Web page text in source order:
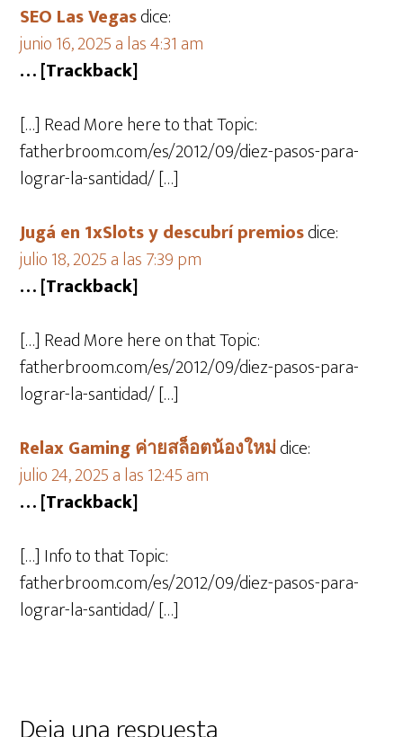
SEO Las Vegasdice:
junio 16, 2025 a las 4:31 am
… [Trackback]
[…] Read More here to that Topic:
fatherbroom.com/es/2012/09/diez-pasos-para-
lograr-la-santidad/ […]
Jugá en 1xSlots y descubrí premiosdice:
julio 18, 2025 a las 7:39 pm
… [Trackback]
[…] Read More here on that Topic:
fatherbroom.com/es/2012/09/diez-pasos-para-
lograr-la-santidad/ […]
Relax Gaming ค่ายสล็อตน้องใหม่dice:
julio 24, 2025 a las 12:45 am
… [Trackback]
[…] Info to that Topic:
fatherbroom.com/es/2012/09/diez-pasos-para-
lograr-la-santidad/ […]